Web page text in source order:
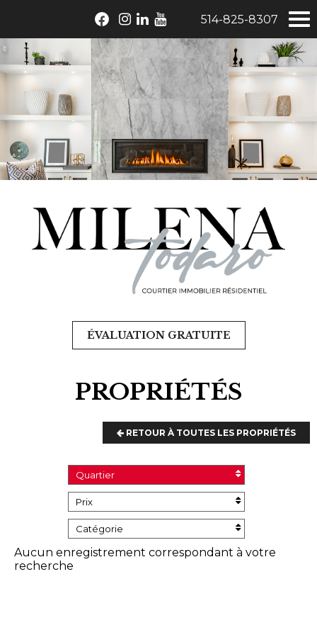
514-825-8307
ÉVALUATION GRATUITE
PROPRIÉTÉS
RETOUR À TOUTES LES PROPRIÉTÉS
Quartier
Prix
Catégorie
Aucun enregistrement correspondant à votre
recherche